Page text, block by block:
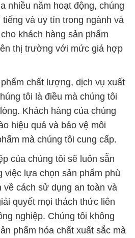
nhiều năm hoạt động, chúng
và uy tín trong ngành và
khách hàng sản phẩm
thị trường với mức giá hợp
chất lượng, dịch vụ xuất
tôi là điều mà chúng tôi
Khách hàng của chúng
hiệu quả và bảo vệ môi
mà chúng tôi cung cấp.
của chúng tôi sẽ luôn sẵn
việc lựa chọn sản phẩm phù
về cách sử dụng an toàn và
quyết mọi thách thức liên
nghiệp. Chúng tôi không
phẩm hóa chất xuất sắc mà